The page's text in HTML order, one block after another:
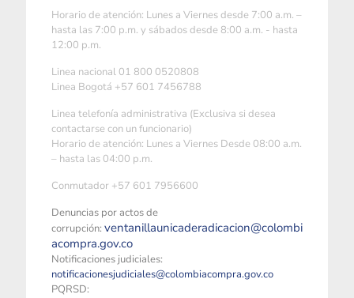
Horario de atención: Lunes a Viernes desde 7:00 a.m. –
hasta las 7:00 p.m. y sábados desde 8:00 a.m. - hasta
12:00 p.m.
Linea nacional 01 800 0520808
Linea Bogotá +57 601 7456788
Linea telefonía administrativa (Exclusiva si desea
contactarse con un funcionario)
Horario de atención: Lunes a Viernes Desde 08:00 a.m.
– hasta las 04:00 p.m.
Conmutador +57 601 7956600
Denuncias por actos de
corrupción: ventanillaunicaderadicacion@colombi
acompra.gov.co
Notificaciones judiciales:
notificacionesjudiciales@colombiacompra.gov.co
PQRSD: